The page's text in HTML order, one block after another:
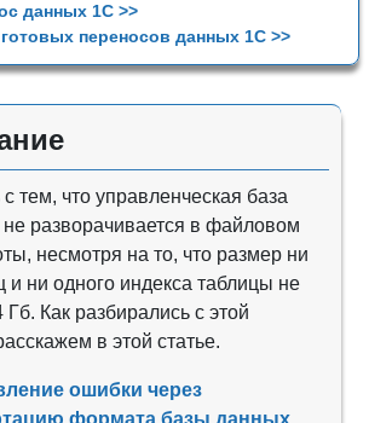
данных 1С >>
переносов данных 1С >>
тем, что управленческая база
не разворачивается в файловом
несмотря на то, что размер ни
и ни одного индекса таблицы не
Как разбирались с этой
в этой статье.
ошибки через
формата базы данных